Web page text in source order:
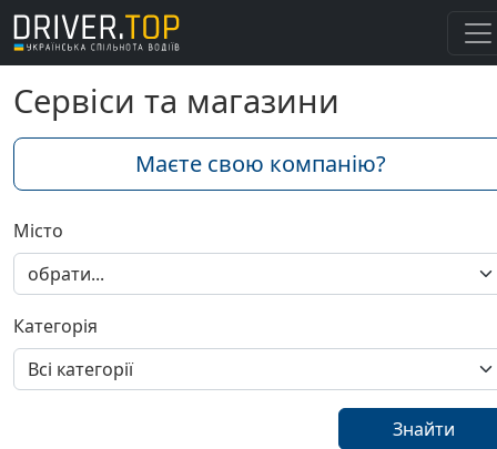
Сервіси та магазини
Маєте свою компанію?
Місто
Категорія
Знайти